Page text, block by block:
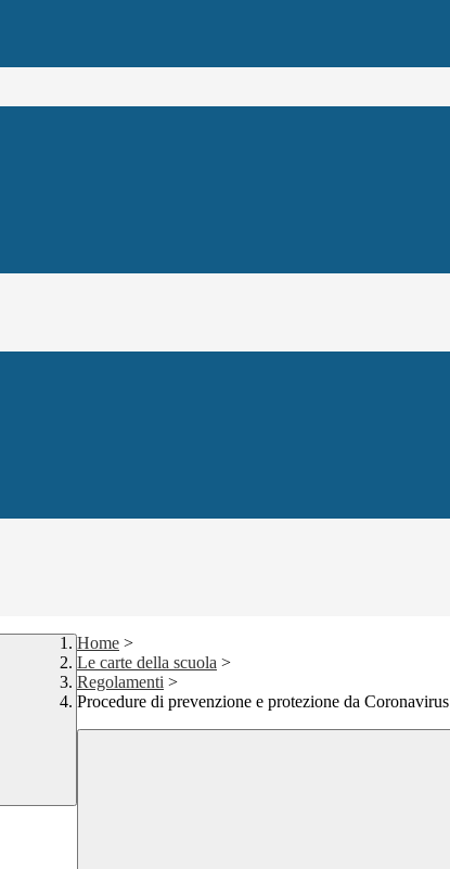
Home >
Le carte della scuola >
Regolamenti >
Procedure di prevenzione e protezione da Coronavirus